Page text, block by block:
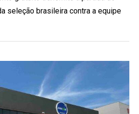
seleção brasileira contra a equipe